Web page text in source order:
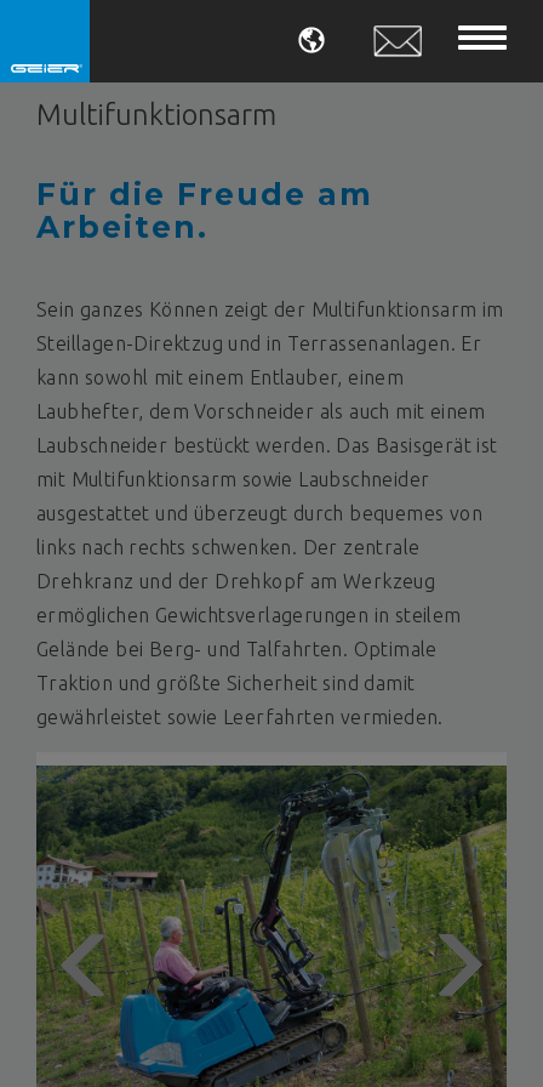
SPRACHE
Multifunktionsarm
Für die Freude am
Arbeiten.
Sein ganzes Können zeigt der Multifunktionsarm im
Steillagen-Direktzug und in Terrassenanlagen. Er
kann sowohl mit einem Entlauber, einem
Laubhefter, dem Vorschneider als auch mit einem
Laubschneider bestückt werden. Das Basisgerät ist
mit Multifunktionsarm sowie Laubschneider
ausgestattet und überzeugt durch bequemes von
links nach rechts schwenken. Der zentrale
Drehkranz und der Drehkopf am Werkzeug
ermöglichen Gewichtsverlagerungen in steilem
Gelände bei Berg- und Talfahrten. Optimale
Traktion und größte Sicherheit sind damit
gewährleistet sowie Leerfahrten vermieden.